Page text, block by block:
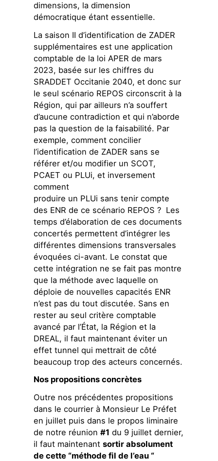
dimensions, la dimension
démocratique étant essentielle.
La saison II d’identification de ZADER
supplémentaires est une application
comptable de la loi APER de mars
2023, basée sur les chiffres du
SRADDET Occitanie 2040, et donc sur
le seul scénario REPOS circonscrit à la
Région, qui par ailleurs n’a souffert
d’aucune contradiction et qui n’aborde
pas la question de la faisabilité. Par
exemple, comment concilier
l’identification de ZADER sans se
référer et/ou modifier un SCOT,
PCAET ou PLUi, et inversement
comment
produire un PLUi sans tenir compte
des ENR de ce scénario REPOS ? Les
temps d’élaboration de ces documents
concertés permettent d’intégrer les
différentes dimensions transversales
évoquées ci-avant. Le constat que
cette intégration ne se fait pas montre
que la méthode avec laquelle on
déploie de nouvelles capacités ENR
n’est pas du tout discutée. Sans en
rester au seul critère comptable
avancé par l’État, la Région et la
DREAL, il faut maintenant éviter un
effet tunnel qui mettrait de côté
beaucoup trop des acteurs concernés.
Nos propositions concrètes
Outre nos précédentes propositions
dans le courrier à Monsieur Le Préfet
en juillet puis dans le propos liminaire
de notre réunion#1 du 9 juillet dernier,
il faut maintenantsortir absolument
de cette “méthode fil de l’eau “